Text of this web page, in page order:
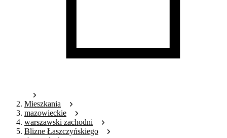
Mieszkania
mazowieckie
warszawski zachodni
Blizne Łaszczyńskiego